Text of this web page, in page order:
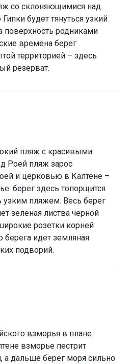
со склоняющимися над
будет тянуться узкий
родниками
времена берег
территорией – здесь
резерват.
пляж с красивыми
Роей пляж зарос
и церковью в Калтене –
берег здесь топорщится
пляжем. Весь берег
зеленая листва черной
розетки корней
идет земляная
подворий.
взморья в плане
взморье пестрит
дальше берег моря сильно